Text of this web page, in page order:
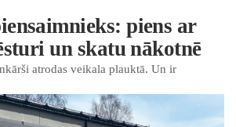
piens ar
un skatu nākotnē
atrodas veikala plauktā. Un ir